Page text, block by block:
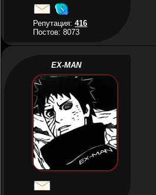
Репутация:416
Постов: 8073
EX-MAN